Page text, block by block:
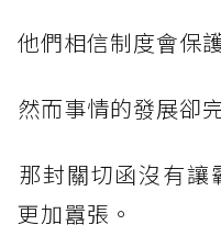
他們相信制度會保
然而事情的發展卻
那封關切函沒有讓
更加囂張。